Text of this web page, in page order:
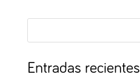
Entradas recientes